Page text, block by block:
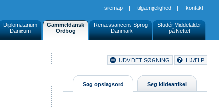
sitemap | tilgængelighed | kontakt
Diplomatarium
Danicum
Gammeldansk
Ordbog
Renæssancens Sprog
i Danmark
Studér Middelalder
på Nettet
UDVIDET SØGNING HJÆLP
Søg opslagsord Søg kildeartikel